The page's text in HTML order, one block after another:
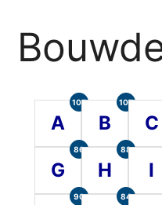
A
105
B
107
C
G
86
H
88
I
90 84